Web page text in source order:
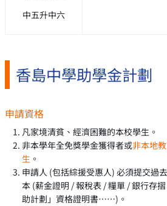
中五升中六
香島中學助學金計劃
申請資格
凡家境清貧、經濟困難的本校學生。
非本學年全免獎學金獲得者或非本地
生。
申請人 (包括綜援受惠人) 必須提交過
本 (薪金證明 / 報稅表 / 糧單 / 銀行存
助計劃」資格證明書……)。